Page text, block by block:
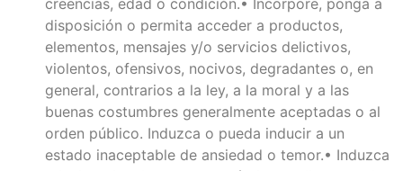
disposición o permita acceder a productos,
elementos, mensajes y/o servicios delictivos,
violentos, ofensivos, nocivos, degradantes o, en
general, contrarios a la ley, a la moral y a las
buenas costumbres generalmente aceptadas o al
orden público. Induzca o pueda inducir a un
estado inaceptable de ansiedad o temor.• Induzca